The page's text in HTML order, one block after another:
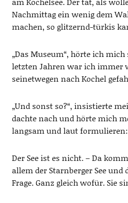
Nachmittag ein wenig dem
machen, so glitzernd-türkis
„Das Museum“, hörte ich
letzten Jahren war ich immer
seinetwegen nach Kochel
„Und sonst so?“, insistierte
dachte nach und hörte mich
langsam und laut formulieren:
Der See ist es nicht. – Da
allem der Starnberger See und
Frage. Ganz gleich wofür. Sie